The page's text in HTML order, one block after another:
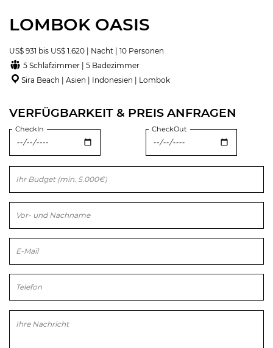
LOMBOK OASIS
US$ 931 bis US$ 1.620 | Nacht | 10 Personen
5 Schlafzimmer | 5 Badezimmer
Sira Beach | Asien | Indonesien | Lombok
VERFÜGBARKEIT & PREIS ANFRAGEN
CheckIn CheckOut
Bitte lasse dieses Feld leer.
Bitte lasse dieses Feld leer.